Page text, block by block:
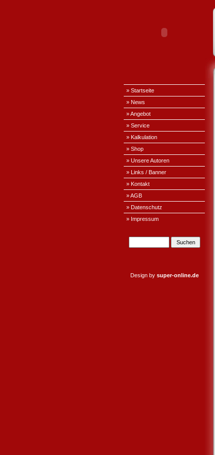
» Startseite
» News
» Angebot
» Service
» Kalkulation
» Shop
» Unsere Autoren
» Links / Banner
» Kontakt
» AGB
» Datenschutz
» Impressum
Design by super-online.de